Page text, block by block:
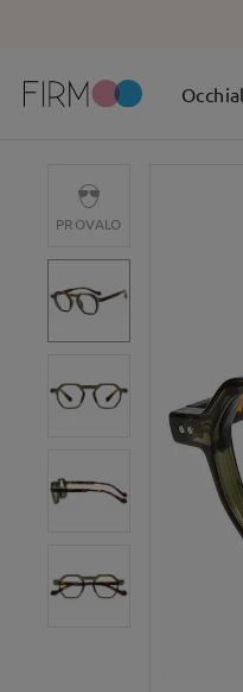
PROVALO